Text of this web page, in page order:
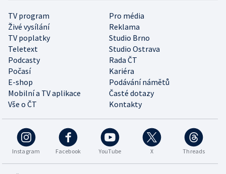
TV program
Pro média
Živé vysílání
Reklama
TV poplatky
Studio Brno
Teletext
Studio Ostrava
Podcasty
Rada ČT
Počasí
Kariéra
E-shop
Podávání námětů
Mobilní a TV aplikace
Časté dotazy
Vše o ČT
Kontakty
Instagram Facebook YouTube X Threads